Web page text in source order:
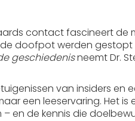
contact fascineert
doofpot werden
geschiedenisneemt Dr.
van insiders
een leeservaring. Het is
en de kennis die